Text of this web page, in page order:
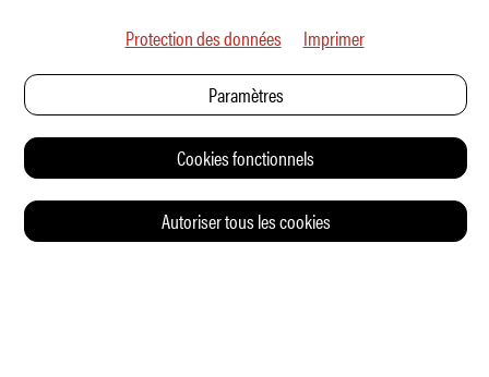
Protection des données Imprimer
Paramètres
Cookies fonctionnels
Autoriser tous les cookies